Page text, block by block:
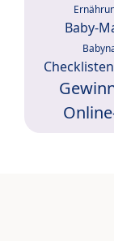
Baby-